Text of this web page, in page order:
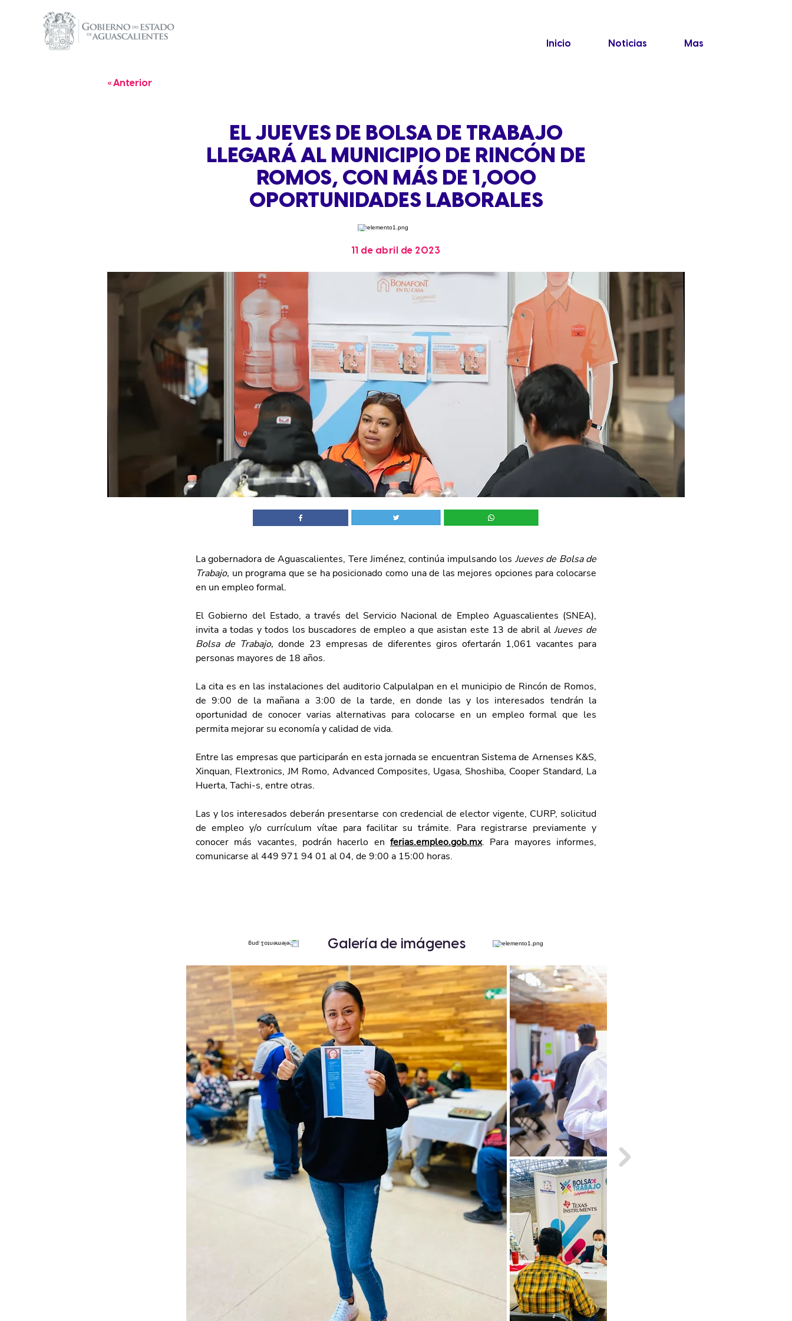
Inicio Noticias Mas
« Anterior
EL JUEVES DE BOLSA DE TRABAJO
LLEGARÁ AL MUNICIPIO DE RINCÓN DE
ROMOS, CON MÁS DE 1,000
OPORTUNIDADES LABORALES
11 de abril de 2023
La gobernadora de Aguascalientes, Tere Jiménez, continúa impulsando los Jueves de Bolsa de
Trabajo, un programa que se ha posicionado como una de las mejores opciones para colocarse
en un empleo formal.
El Gobierno del Estado, a través del Servicio Nacional de Empleo Aguascalientes (SNEA),
invita a todas y todos los buscadores de empleo a que asistan este 13 de abril al Jueves de
Bolsa de Trabajo, donde 23 empresas de diferentes giros ofertarán 1,061 vacantes para
personas mayores de 18 años.
La cita es en las instalaciones del auditorio Calpulalpan en el municipio de Rincón de Romos,
de 9:00 de la mañana a 3:00 de la tarde, en donde las y los interesados tendrán la
oportunidad de conocer varias alternativas para colocarse en un empleo formal que les
permita mejorar su economía y calidad de vida.
Entre las empresas que participarán en esta jornada se encuentran Sistema de Arnenses K&S,
Xinquan, Flextronics, JM Romo, Advanced Composites, Ugasa, Shoshiba, Cooper Standard, La
Huerta, Tachi-s, entre otras.
Las y los interesados deberán presentarse con credencial de elector vigente, CURP, solicitud
de empleo y/o currículum vítae para facilitar su trámite. Para registrarse previamente y
conocer más vacantes, podrán hacerlo en ferias.empleo.gob.mx. Para mayores informes,
comunicarse al 449 971 94 01 al 04, de 9:00 a 15:00 horas.
Galería de imágenes